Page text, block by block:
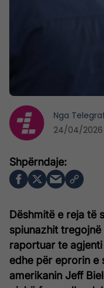
Dëshmitë e reja të
spiunazhit
raportuar te
edhe për eprorin e
amerikanin Jeff
Nga
24/04/2026